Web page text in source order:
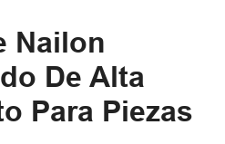
Nailon
De Alta
Para Piezas